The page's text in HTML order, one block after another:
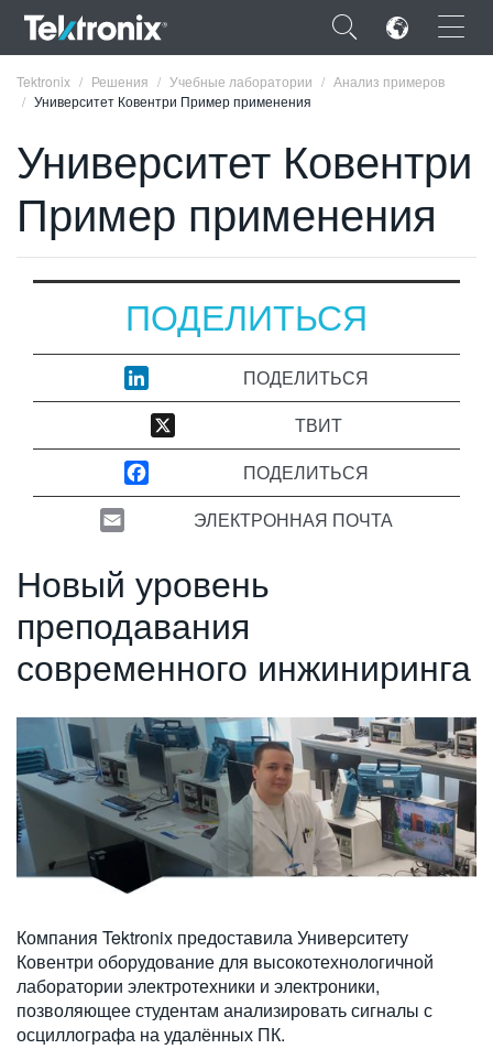
×
ENGLISH
FRANÇAIS
简体中文
繁體中文
Tektronix Решения Учебные лаборатории
Анализ примеров
Университет Ковентри Пример применения
Университет Ковентри
Пример применения
ПОДЕЛИТЬСЯ
ПОДЕЛИТЬСЯ
ТВИТ
ПОДЕЛИТЬСЯ
ЭЛЕКТРОННАЯ ПОЧТА
Новый уровень
преподавания
современного инжиниринга
Компания Tektronix предоставила Университету
Ковентри оборудование для высокотехнологичной
лаборатории электротехники и электроники,
позволяющее студентам анализировать сигналы с
осциллографа на удалённых ПК.